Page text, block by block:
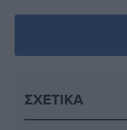
ΣΧΕΤΙΚΆ